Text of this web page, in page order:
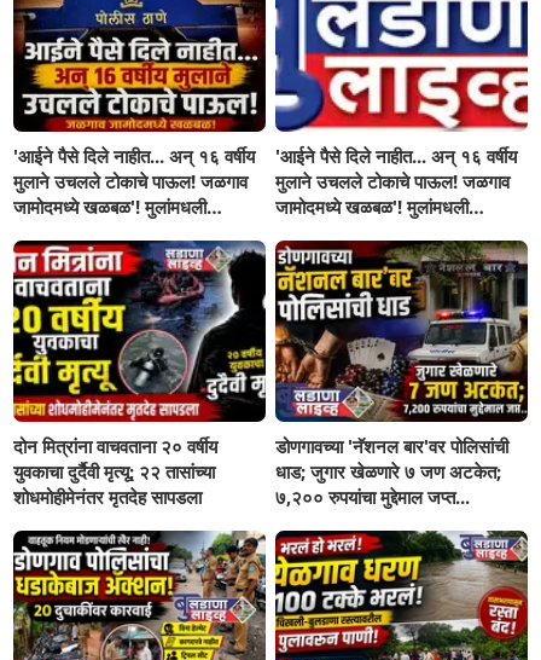
'आईने पैसे दिले नाहीत... अन् १६ वर्षीय
मुलाने उचलले टोकाचे पाऊल! जळगाव
जामोदमध्ये खळबळ'! मुलांमधली
'आईने पैसे दिले नाहीत... अन् १६ वर्षीय
मुलाने उचलले टोकाचे पाऊल! जळगाव
जामोदमध्ये खळबळ'! मुलांमधली
दोन मित्रांना वाचवताना २० वर्षीय
युवकाचा दुर्दैवी मृत्यू; २२ तासांच्या
शोधमोहीमेनंतर मृतदेह सापडला
डोणगावच्या 'नॅशनल बार'वर पोलिसांची
धाड; जुगार खेळणारे ७ जण अटकेत;
७,२०० रुपयांचा मुद्देमाल जप्त...